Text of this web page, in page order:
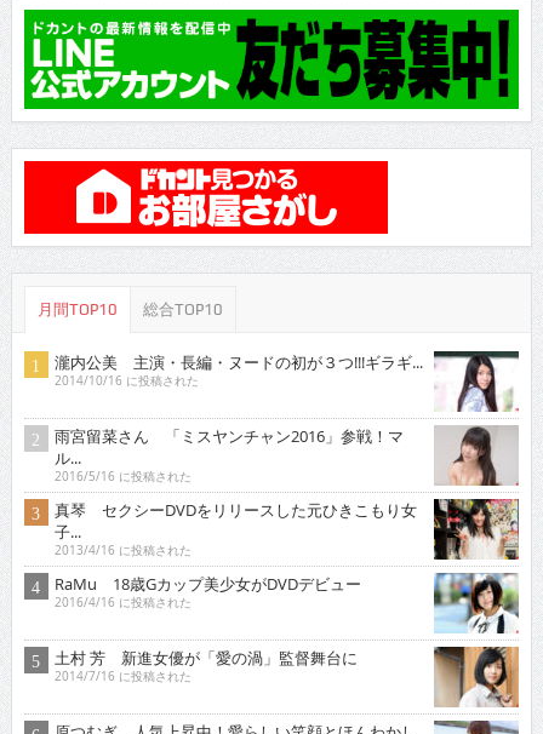
月間TOP10 総合TOP10
瀧内公美 主演・長編・ヌードの初が３つ!!!ギラギ...
2014/10/16 に投稿された
雨宮留菜さん 「ミスヤンチャン2016」参戦！マ
ル...
2016/5/16 に投稿された
真琴 セクシーDVDをリリースした元ひきこもり女
子...
2013/4/16 に投稿された
RaMu 18歳Gカップ美少女がDVDデビュー
2016/4/16 に投稿された
土村 芳 新進女優が「愛の渦」監督舞台に
2014/7/16 に投稿された